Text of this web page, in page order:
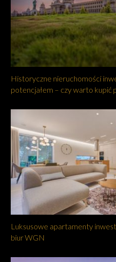
Historyczne nieruchomości
potencjałem – czy warto kupić
Luksusowe apartamenty
biur WGN